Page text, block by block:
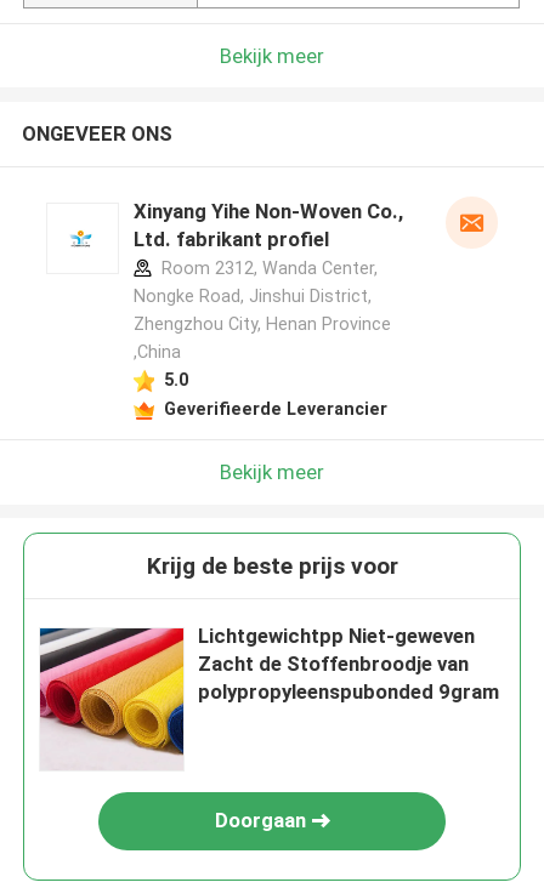
Bekijk meer
ONGEVEER ONS
Xinyang Yihe Non-Woven Co.,
Ltd. fabrikant profiel
Room 2312, Wanda Center,
Nongke Road, Jinshui District,
Zhengzhou City, Henan Province
,China
5.0
Geverifieerde Leverancier
Bekijk meer
Krijg de beste prijs voor
Lichtgewichtpp Niet-geweven
Zacht de Stoffenbroodje van
polypropyleenspubonded 9gram
Doorgaan